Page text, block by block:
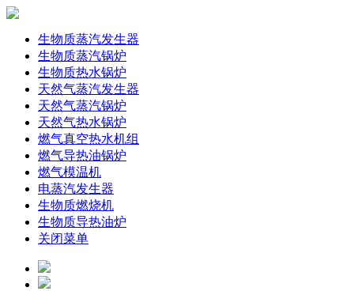
生物质蒸汽发生器
生物质蒸汽锅炉
生物质热水锅炉
天然气蒸汽发生器
天然气蒸汽锅炉
天然气热水锅炉
燃气真空热水机组
燃气导热油锅炉
燃气模温机
电蒸汽发生器
生物质燃烧机
生物质导热油炉
关闭菜单